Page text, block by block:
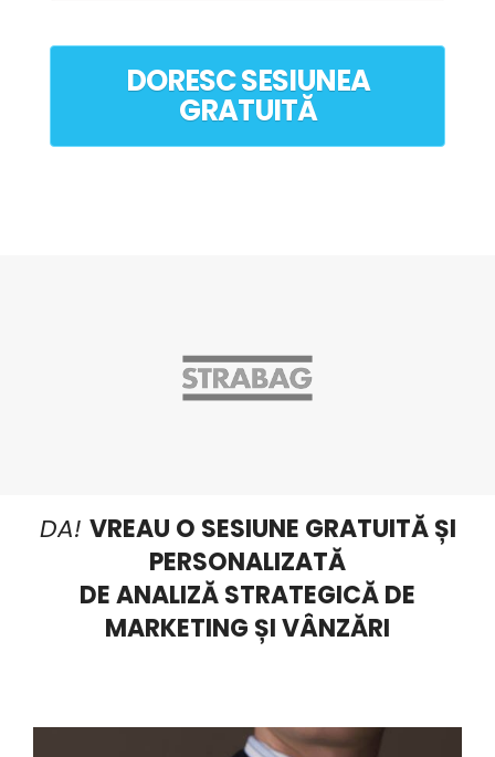
DA! VREAU O SESIUNE GRATUITĂ ȘI
PERSONALIZATĂ
DE ANALIZĂ STRATEGICĂ DE
MARKETING ȘI VÂNZĂRI